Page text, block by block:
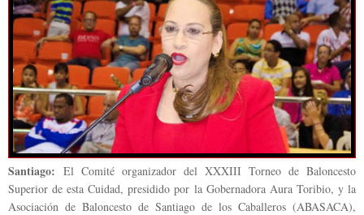
Santiago: El Comité organizador del XXXIII Torneo de Baloncesto
Superior de esta Cuidad, presidido por la Gobernadora Aura Toribio, y la
Asociación de Baloncesto de Santiago de los Caballeros (ABASACA),